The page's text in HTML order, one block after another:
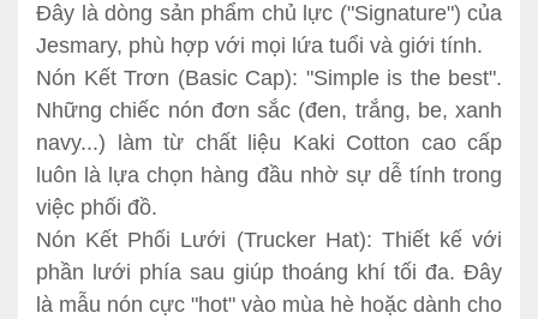
Đây là dòng sản phẩm chủ lực ("Signature") của
Jesmary, phù hợp với mọi lứa tuổi và giới tính.
Nón Kết Trơn (Basic Cap): "Simple is the best".
Những chiếc nón đơn sắc (đen, trắng, be, xanh
navy...) làm từ chất liệu Kaki Cotton cao cấp
luôn là lựa chọn hàng đầu nhờ sự dễ tính trong
việc phối đồ.
Nón Kết Phối Lưới (Trucker Hat): Thiết kế với
phần lưới phía sau giúp thoáng khí tối đa. Đây
là mẫu nón cực "hot" vào mùa hè hoặc dành cho